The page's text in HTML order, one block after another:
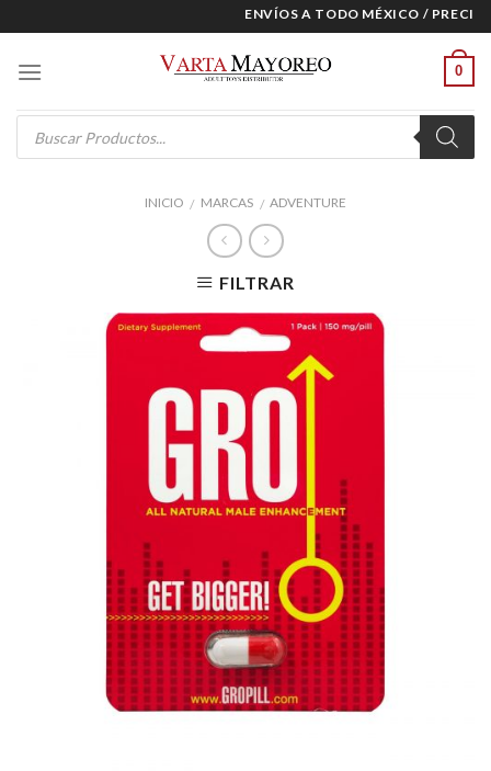
to
content
ENVÍOS A TODO MÉXICO / PRECIOS
0
Products
search
INICIO / MARCAS / ADVENTURE
FILTRAR